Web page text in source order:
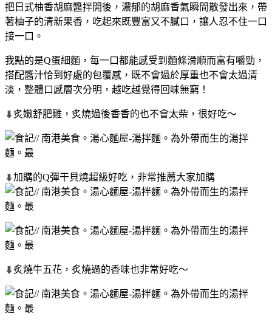
把日式柚香胡麻醬拌開後，濃郁的胡麻香氣瞬間散發出來，帶
著柚子的清新果香，吃起來既豐富又不膩口，讓人忍不住一口
接一口。
我點的是Q蛋細麵，每一口都能感受到麵條滑順而富有嚼勁，
搭配醬汁恰到好處的包覆感，既不會過於厚重也不會太過清
淡，整體口感層次分明，越吃越覺得回味無窮！
⬇炙嫩舒肥雞，炙燒過後香香的也不會太柴，很好吃～
⬇加購的Q彈干貝燒超級好吃，非常推薦大家加購
⬇炙燒牛五花，炙燒過的香味也非常好吃～